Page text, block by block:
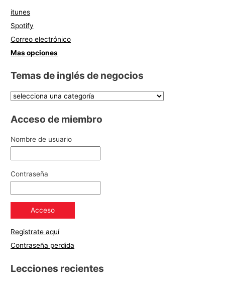
itunes
Spotify
Correo electrónico
Mas opciones
Temas de inglés de negocios
Acceso de miembro
Nombre de usuario
Contraseña
Registrate aquí
Contraseña perdida
Lecciones recientes